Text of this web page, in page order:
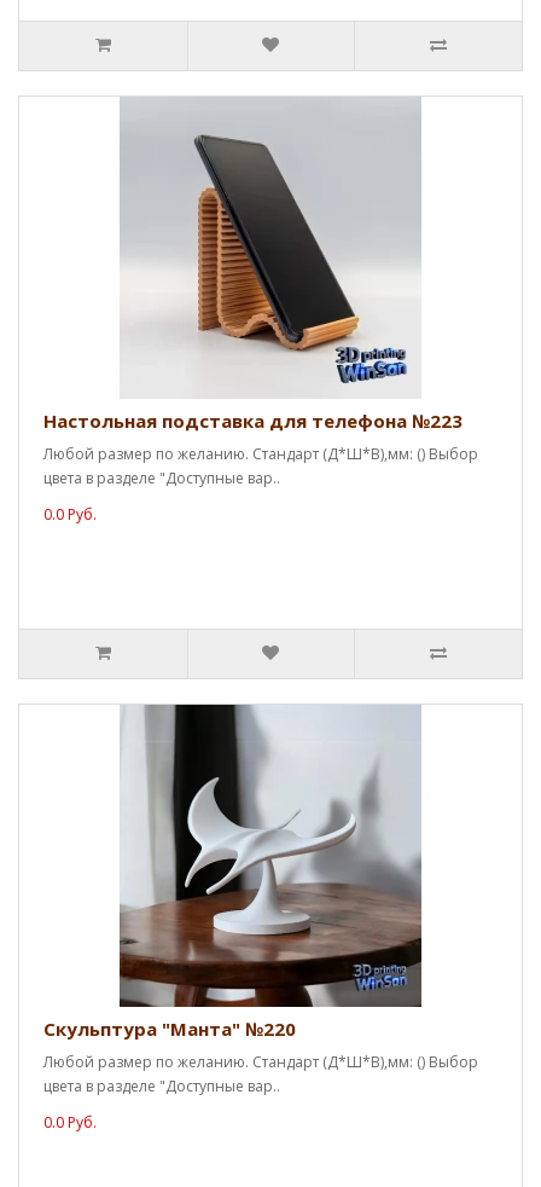
Настольная подставка для телефона №223
Любой размер по желанию. Стандарт (Д*Ш*В),мм: () Выбор
цвета в разделе "Доступные вар..
0.0 Руб.
Скульптура "Манта" №220
Любой размер по желанию. Стандарт (Д*Ш*В),мм: () Выбор
цвета в разделе "Доступные вар..
0.0 Руб.